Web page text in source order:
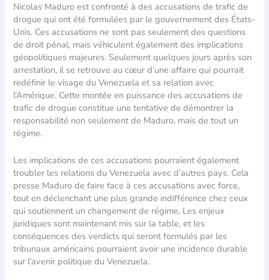
Nicolas Maduro est confronté à des accusations de trafic de
drogue qui ont été formulées par le gouvernement des États-
Unis. Ces accusations ne sont pas seulement des questions
de droit pénal, mais véhiculent également des implications
géopolitiques majeures. Seulement quelques jours après son
arrestation, il se retrouve au cœur d’une affaire qui pourrait
redéfinir le visage du Venezuela et sa relation avec
l’Amérique. Cette montée en puissance des accusations de
trafic de drogue constitue une tentative de démontrer la
responsabilité non seulement de Maduro, mais de tout un
régime.
Les implications de ces accusations pourraient également
troubler les relations du Venezuela avec d’autres pays. Cela
presse Maduro de faire face à ces accusations avec force,
tout en déclenchant une plus grande indifférence chez ceux
qui soutiennent un changement de régime. Les enjeux
juridiques sont maintenant mis sur la table, et les
conséquences des verdicts qui seront formulés par les
tribunaux américains pourraient avoir une incidence durable
sur l’avenir politique du Venezuela.